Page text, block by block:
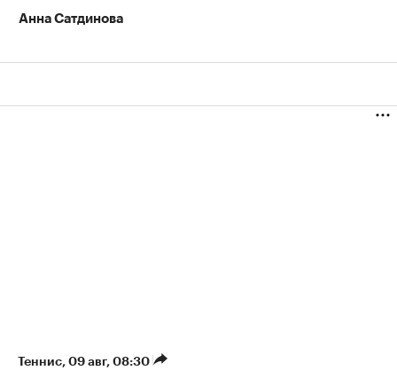
Анна Сатдинова
Теннис⁠, 09 авг, 08:30